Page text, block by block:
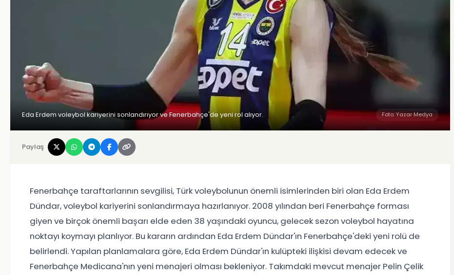
Eda Erdem voleybol kariyerini sonlandırıyor ve Fenerbahçe'de yeni rol alıyor. Foto: Yazar Medya
Paylaş
Fenerbahçe taraftarlarının sevgilisi, Türk voleybolunun önemli isimlerinden biri olan Eda Erdem
Dündar, voleybol kariyerini sonlandırmaya hazırlanıyor. 2008 yılından beri Fenerbahçe forması
giyen ve birçok önemli başarı elde eden 38 yaşındaki oyuncu, gelecek sezon voleybol hayatına
noktayı koymayı planlıyor. Bu kararın ardından Eda Erdem Dündar'ın Fenerbahçe'deki yeni rolü de
belirlendi. Yapılan planlamalara göre, Eda Erdem Dündar'ın kulüpteki ilişkisi devam edecek ve
Fenerbahçe Medicana'nın yeni menajeri olması bekleniyor. Takımdaki mevcut menajer Pelin Çelik